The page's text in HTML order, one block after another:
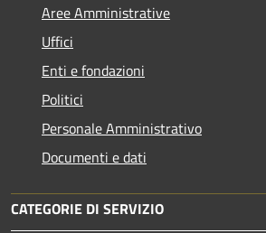
Aree Amministrative
Uffici
Enti e fondazioni
Politici
Personale Amministrativo
Documenti e dati
CATEGORIE DI SERVIZIO